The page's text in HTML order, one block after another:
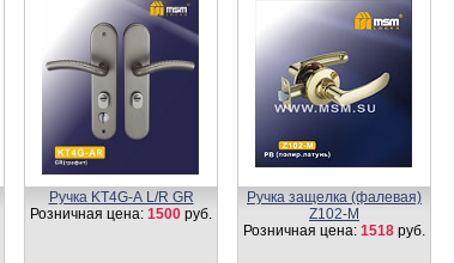
Ручка KT4G-А L/R GR
Розничная цена: 1500 руб.
Ручка защелка (фалевая)
Z102-M
Розничная цена: 1518 руб.